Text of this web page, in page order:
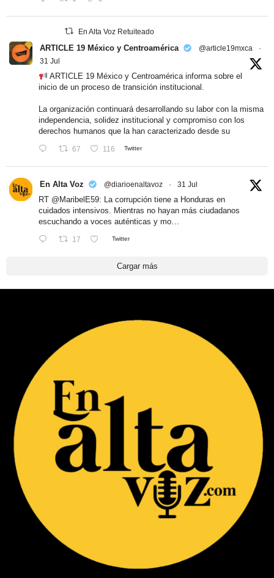
En Alta Voz Retuiteado
ARTICLE 19 México y Centroamérica @article19mxca
·
31 Jul
ARTICLE 19 México y Centroamérica informa sobre el
inicio de un proceso de transición institucional.
La organización continuará desarrollando su labor con la misma
independencia, solidez institucional y compromiso con los
derechos humanos que la han caracterizado desde su
67 116 Twitter
En Alta Voz @diarioenaltavoz · 31 Jul
RT @MaribelE59: La corrupción tiene a Honduras en
cuidados intensivos. Mientras no hayan más ciudadanos
escuchando a voces auténticas y mo…
17 Twitter
Cargar más